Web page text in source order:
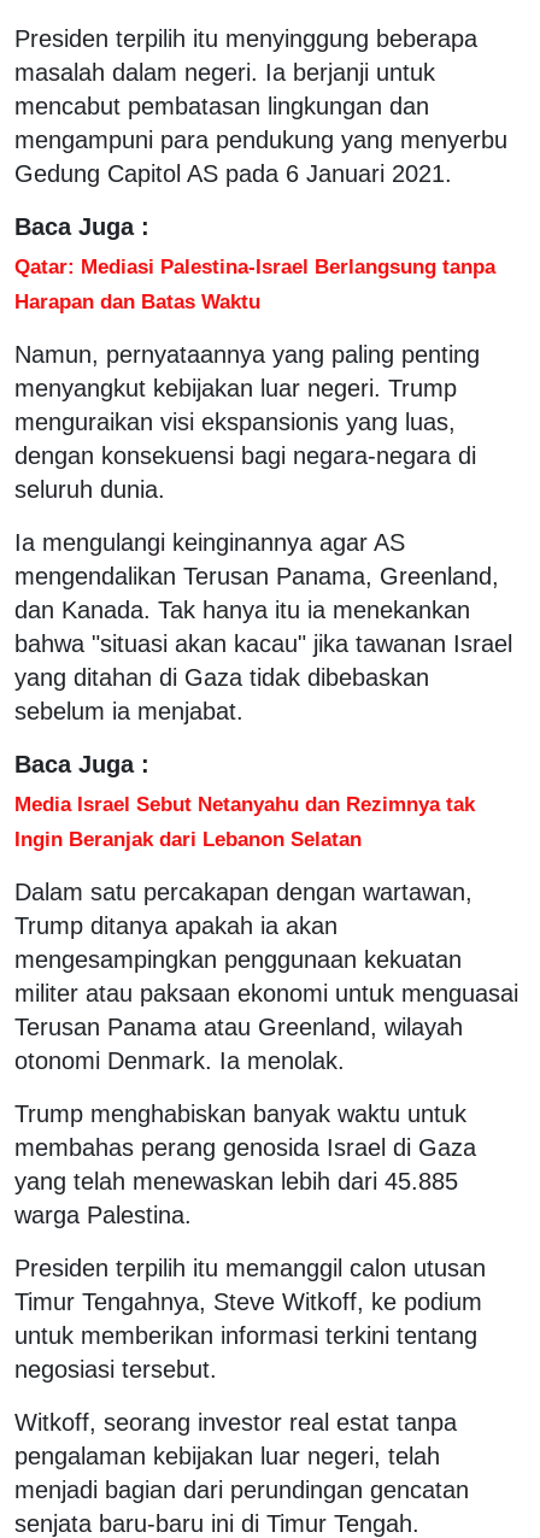
Presiden terpilih itu menyinggung beberapa
masalah dalam negeri. Ia berjanji untuk
mencabut pembatasan lingkungan dan
mengampuni para pendukung yang menyerbu
Gedung Capitol AS pada 6 Januari 2021.
Baca Juga :
Qatar: Mediasi Palestina-Israel Berlangsung tanpa
Harapan dan Batas Waktu
Namun, pernyataannya yang paling penting
menyangkut kebijakan luar negeri. Trump
menguraikan visi ekspansionis yang luas,
dengan konsekuensi bagi negara-negara di
seluruh dunia.
Ia mengulangi keinginannya agar AS
mengendalikan Terusan Panama, Greenland,
dan Kanada. Tak hanya itu ia menekankan
bahwa "situasi akan kacau" jika tawanan Israel
yang ditahan di Gaza tidak dibebaskan
sebelum ia menjabat.
Baca Juga :
Media Israel Sebut Netanyahu dan Rezimnya tak
Ingin Beranjak dari Lebanon Selatan
Dalam satu percakapan dengan wartawan,
Trump ditanya apakah ia akan
mengesampingkan penggunaan kekuatan
militer atau paksaan ekonomi untuk menguasai
Terusan Panama atau Greenland, wilayah
otonomi Denmark. Ia menolak.
Trump menghabiskan banyak waktu untuk
membahas perang genosida Israel di Gaza
yang telah menewaskan lebih dari 45.885
warga Palestina.
Presiden terpilih itu memanggil calon utusan
Timur Tengahnya, Steve Witkoff, ke podium
untuk memberikan informasi terkini tentang
negosiasi tersebut.
Witkoff, seorang investor real estat tanpa
pengalaman kebijakan luar negeri, telah
menjadi bagian dari perundingan gencatan
senjata baru-baru ini di Timur Tengah.